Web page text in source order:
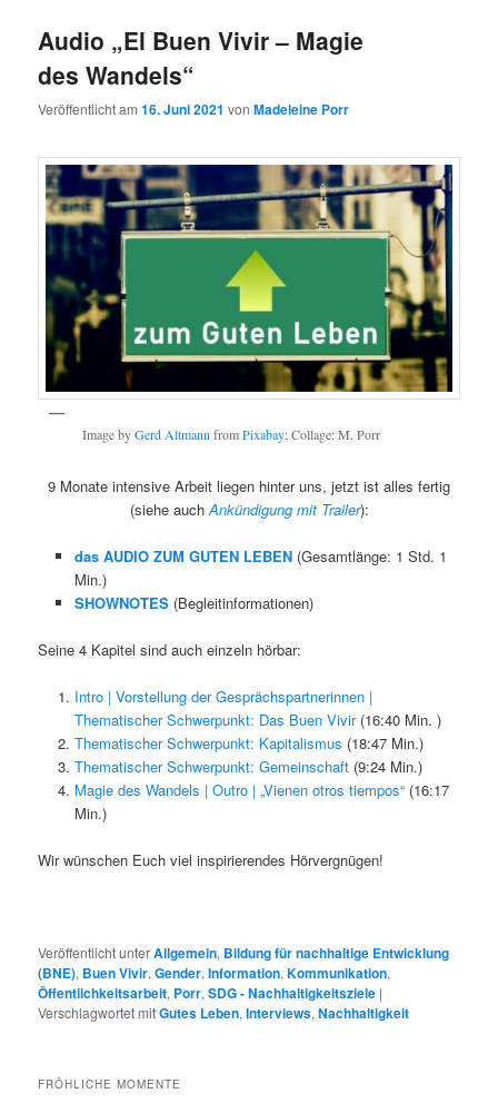
Audio „El Buen Vivir – Magie
des Wandels“
Veröffentlicht am16. Juni 2021 vonMadeleine Porr
Image byGerd Altmann fromPixabay; Collage: M. Porr
9 Monate intensive Arbeit liegen hinter uns, jetzt ist alles fertig
(siehe auchAnkündigung mit Trailer):
das AUDIO ZUM GUTEN LEBEN(Gesamtlänge: 1 Std. 1
Min.)
SHOWNOTES(Begleitinformationen)
Seine 4 Kapitel sind auch einzeln hörbar:
Intro | Vorstellung der Gesprächspartnerinnen |
Thematischer Schwerpunkt: Das Buen Vivir(16:40 Min. )
Thematischer Schwerpunkt: Kapitalismus (18:47 Min.)
Thematischer Schwerpunkt: Gemeinschaft(9:24 Min.)
Magie des Wandels | Outro | „Vienen otros tiempos“(16:17
Min.)
Wir wünschen Euch viel inspirierendes Hörvergnügen!
Veröffentlicht unterAllgemein, Bildung für nachhaltige Entwicklung
(BNE), Buen Vivir,Gender,Information,Kommunikation,
Öffentlichkeitsarbeit, Porr,SDG - Nachhaltigkeitsziele |
Verschlagwortet mitGutes Leben,Interviews,Nachhaltigkeit
FRÖHLICHE MOMENTE